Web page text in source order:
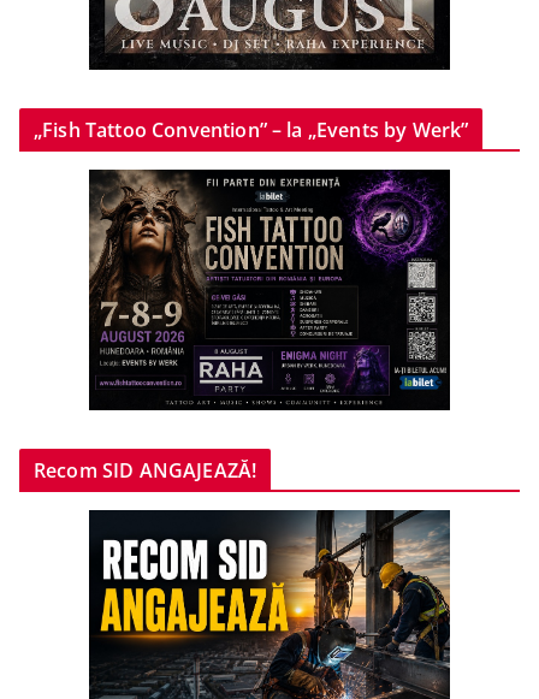
„Fish Tattoo Convention” – la „Events by Werk”
Recom SID ANGAJEAZĂ!